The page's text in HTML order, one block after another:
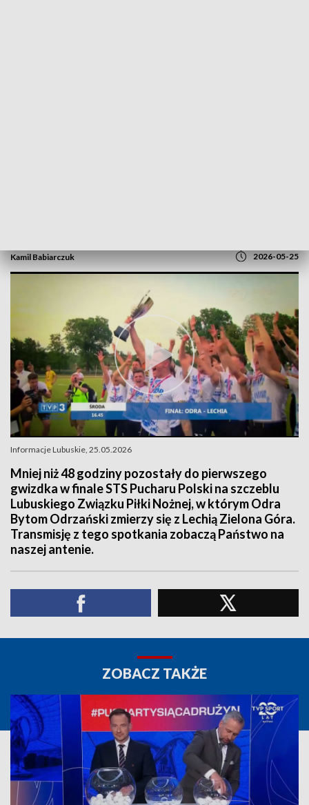
Kamil Babiarczuk 2026-05-25
Informacje Lubuskie, 25.05.2026
Mniej niż 48 godziny pozostały do pierwszego
gwizdka w finale STS Pucharu Polski na szczeblu
Lubuskiego Związku Piłki Nożnej, w którym Odra
Bytom Odrzański zmierzy się z Lechią Zielona Góra.
Transmisję z tego spotkania zobaczą Państwo na
naszej antenie.
ZOBACZ TAKŻE